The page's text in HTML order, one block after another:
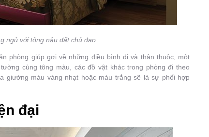
ngủ với tông nâu đất chủ đạo
phòng giúp gợi về những điều bình dị và thân thuộc, một
cùng tông màu, các đồ vật khác trong phòng đi theo
giường màu vàng nhạt hoặc màu trắng sẽ là sự phối hợp
đại